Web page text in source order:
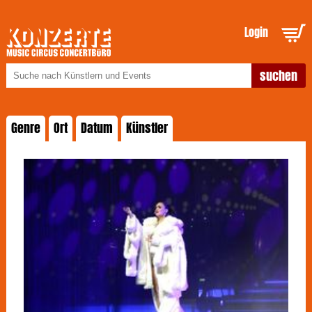
Login
Genre Ort Datum Künstler